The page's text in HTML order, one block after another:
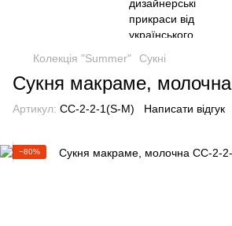
Колекція "Summer" Сукні
Сукня макраме, молочна
Артикул: CC-2-2-1(S-M) Написати відгук
−80%